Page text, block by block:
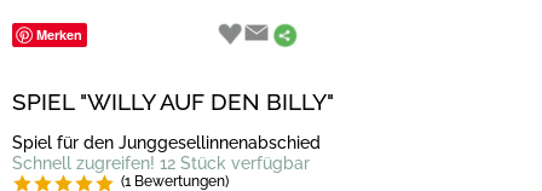
Merken
SPIEL "WILLY AUF DEN BILLY"
Spiel für den Junggesellinnenabschied
Schnell zugreifen! 12 Stück verfügbar
(1 Bewertungen)